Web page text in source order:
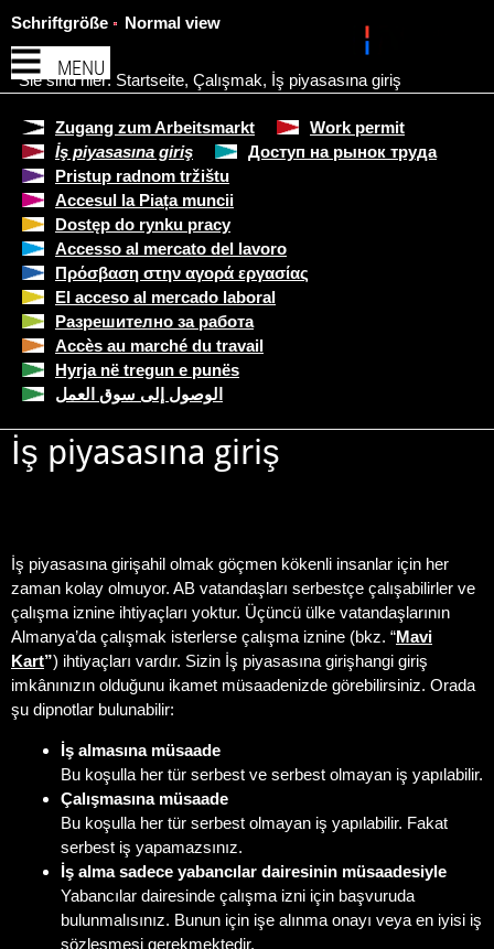
MENU
Schriftgröße Normal view
Sie sind hier: Startseite, Çalışmak, İş piyasasına giriş
Zugang zum Arbeitsmarkt
Work permit
İş piyasasına giriş
Доступ на рынок труда
Pristup radnom tržištu
Accesul la Piața muncii
Dostęp do rynku pracy
Accesso al mercato del lavoro
Πρόσβαση στην αγορά εργασίας
El acceso al mercado laboral
Разрешително за работа
Accès au marché du travail
Hyrja në tregun e punës
الوصول إلى سوق العمل
İş piyasasına giriş
İş piyasasına girişahil olmak göçmen kökenli insanlar için her
zaman kolay olmuyor. AB vatandaşları serbestçe çalışabilirler ve
çalışma iznine ihtiyaçları yoktur. Üçüncü ülke vatandaşlarının
Almanya’da çalışmak isterlerse çalışma iznine (bkz. “Mavi
Kart”) ihtiyaçları vardır. Sizin İş piyasasına girişhangi giriş
imkânınızın olduğunu ikamet müsaadenizde görebilirsiniz. Orada
şu dipnotlar bulunabilir:
İş almasına müsaade
Bu koşulla her tür serbest ve serbest olmayan iş yapılabilir.
Çalışmasına müsaade
Bu koşulla her tür serbest olmayan iş yapılabilir. Fakat
serbest iş yapamazsınız.
İş alma sadece yabancılar dairesinin müsaadesiyle
Yabancılar dairesinde çalışma izni için başvuruda
bulunmalısınız. Bunun için işe alınma onayı veya en iyisi iş
sözleşmesi gerekmektedir.